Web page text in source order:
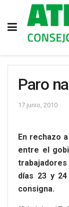
Paro
17 junio, 2010
En rechazo
entre el
trabajadores
días 23 y
consigna.